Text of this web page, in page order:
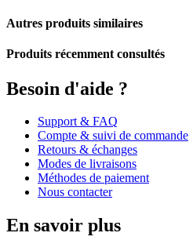
Autres produits similaires
Produits récemment consultés
Besoin d'aide ?
Support & FAQ
Compte & suivi de commande
Retours & échanges
Modes de livraisons
Méthodes de paiement
Nous contacter
En savoir plus